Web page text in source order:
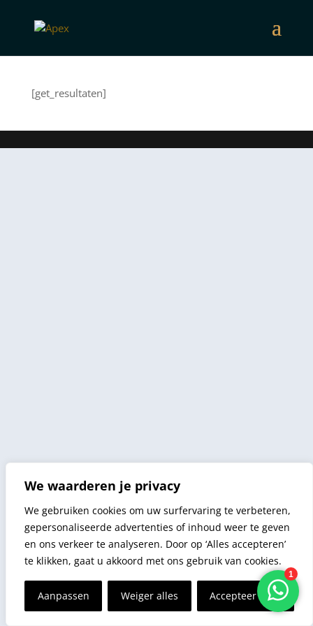
We waarderen je privacy
We gebruiken cookies om uw surfervaring te verbeteren,
gepersonaliseerde advertenties of inhoud weer te geven
en ons verkeer te analyseren. Door op ‘Alles accepteren’
te klikken, gaat u akkoord met ons gebruik van cookies.
Aanpassen Weiger alles Accepteer alles
[get_resultaten]